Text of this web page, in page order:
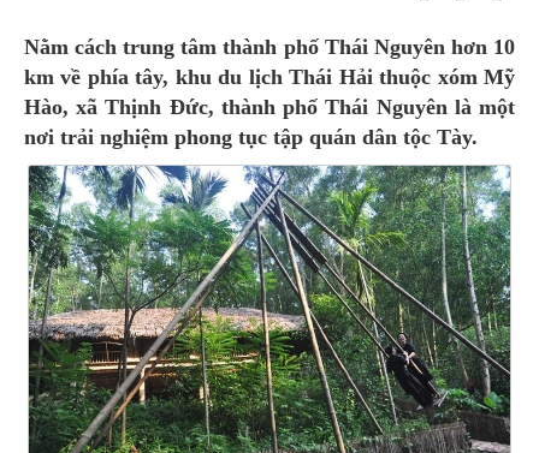
Nằm cách trung tâm thành phố Thái Nguyên hơn 10
km về phía tây, khu du lịch Thái Hải thuộc xóm Mỹ
Hào, xã Thịnh Đức, thành phố Thái Nguyên là một
nơi trải nghiệm phong tục tập quán dân tộc Tày.